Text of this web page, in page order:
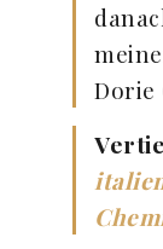
Dorie